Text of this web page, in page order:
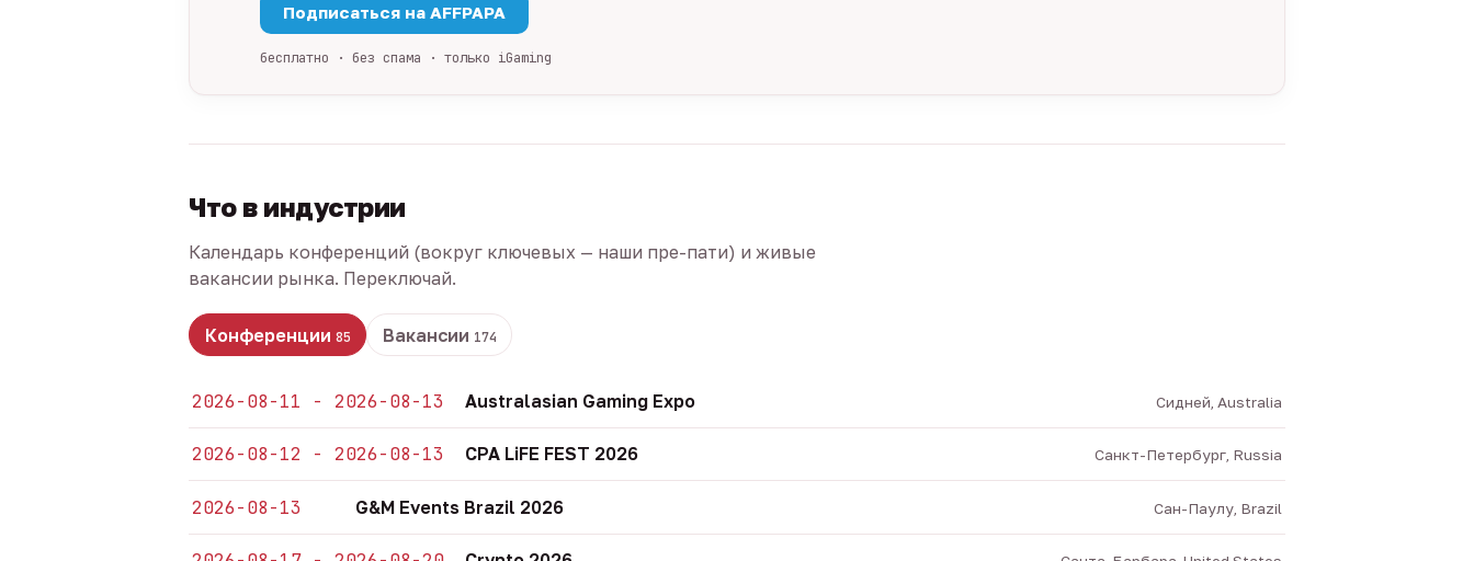
Подписаться на AFFPAPA
бесплатно · без спама · только iGaming
Что в индустрии
Календарь конференций (вокруг ключевых — наши пре-пати) и живые
вакансии рынка. Переключай.
Конференции 85 Вакансии 174
2026-08-11 - 2026-08-13 Australasian Gaming Expo Сидней, Australia
2026-08-12 - 2026-08-13 CPA LiFE FEST 2026 Санкт-Петербург, Russia
2026-08-13 G&M Events Brazil 2026 Сан-Паулу, Brazil